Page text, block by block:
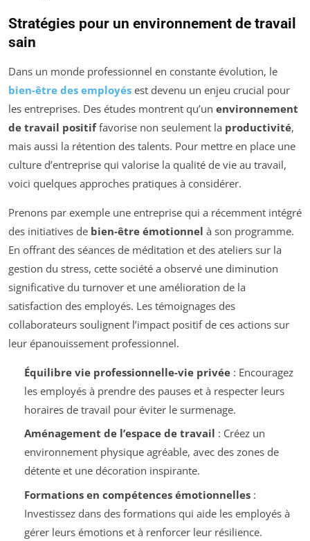
Stratégies pour un environnement de travail
sain
Dans un monde professionnel en constante évolution, le
bien-être des employés est devenu un enjeu crucial pour
les entreprises. Des études montrent qu’un environnement
de travail positiffavorise non seulement la productivité,
mais aussi la rétention des talents. Pour mettre en place une
culture d’entreprise qui valorise la qualité de vie au travail,
voici quelques approches pratiques à considérer.
Prenons par exemple une entreprise qui a récemment intégré
des initiatives de bien-être émotionnel à son programme.
En offrant des séances de méditation et des ateliers sur la
gestion du stress, cette société a observé une diminution
significative du turnover et une amélioration de la
satisfaction des employés. Les témoignages des
collaborateurs soulignent l’impact positif de ces actions sur
leur épanouissement professionnel.
Équilibre vie professionnelle-vie privée: Encouragez
les employés à prendre des pauses et à respecter leurs
horaires de travail pour éviter le surmenage.
Aménagement de l’espace de travail : Créez un
environnement physique agréable, avec des zones de
détente et une décoration inspirante.
Formations en compétences émotionnelles:
Investissez dans des formations qui aide les employés à
gérer leurs émotions et à renforcer leur résilience.